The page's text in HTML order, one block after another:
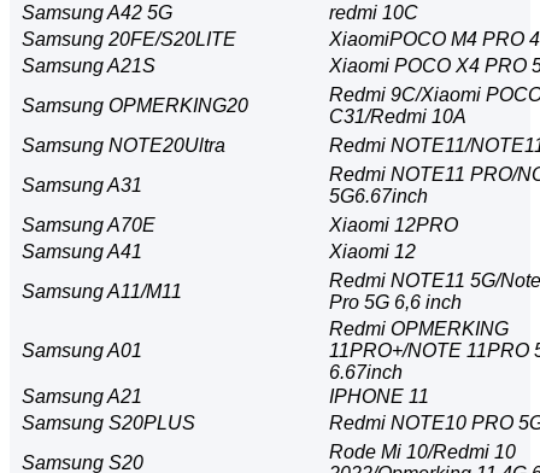
Samsung A42 5G
redmi 10C
Samsung 20FE/S20LITE
XiaomiPOCO M4 PRO
Samsung A21S
Xiaomi POCO X4 PRO
Samsung OPMERKING20
Redmi 9C/Xiaomi
C31/Redmi 10A
Samsung NOTE20Ultra
Redmi NOTE11/
Samsung A31
Redmi NOTE11 PRO/
5G6.67inch
Samsung A70E
Xiaomi 12PRO
Samsung A41
Xiaomi 12
Samsung A11/M11
Redmi NOTE11 5G/
Pro 5G 6,6 inch
Samsung A01
Redmi OPMERKING
11PRO+/NOTE 11PRO
6.67inch
Samsung A21
IPHONE 11
Samsung S20PLUS
Redmi NOTE10 PRO
Samsung S20
Rode Mi 10/Redmi 10